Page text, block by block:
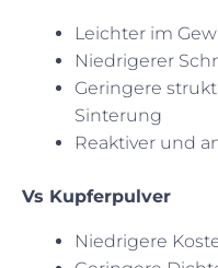
Leichter im
Niedrigerer
Geringere
Sinterung
Reaktiver und
Vs Kupferpulver
Niedrigere